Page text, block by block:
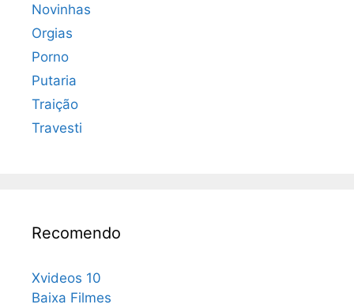
Novinhas
Orgias
Porno
Putaria
Traição
Travesti
Recomendo
Xvideos 10
Baixa Filmes